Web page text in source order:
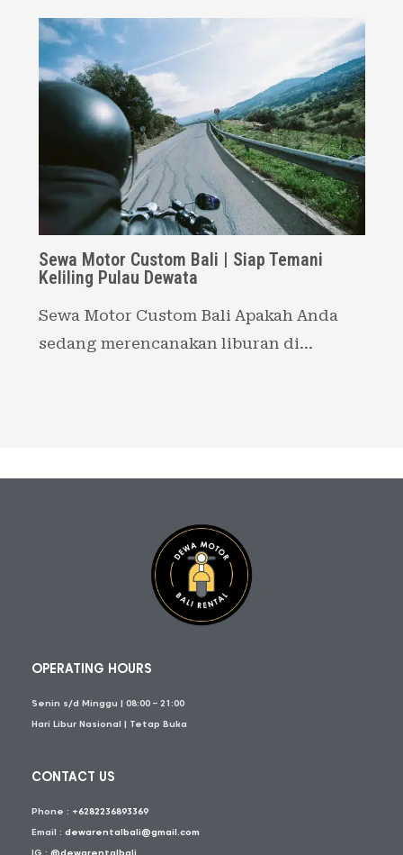
Sewa Motor Custom Bali | Siap Temani
Keliling Pulau Dewata
Sewa Motor Custom Bali Apakah Anda
sedang merencanakan liburan di…
OPERATING HOURS
Senin s/d Minggu | 08:00 – 21:00
Hari Libur Nasional | Tetap Buka
CONTACT US
Phone : +6282236893369
Email : dewarentalbali@gmail.com
IG : @dewarentalbali